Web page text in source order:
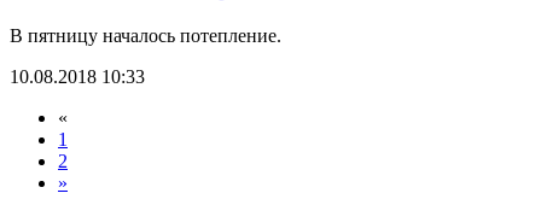
В пятницу началось потепление.
10.08.2018 10:33
«
1
2
»